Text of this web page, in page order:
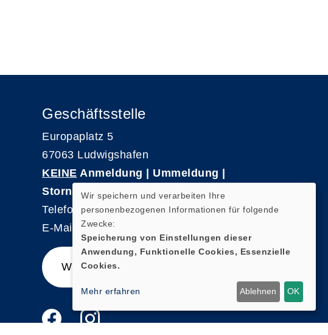
Geschäftsstelle
Europaplatz 5
67063 Ludwigshafen
KEINE Anmeldung | Ummeldung |
Stornierungen
Telefon 0621-5909 3500
E-Mail: kvhs-geschaeftsstelle@vhs-rpk.de
Widerrufsformular
Wir speichern und verarbeiten Ihre
personenbezogenen Informationen für folgende
Zwecke:
Speicherung von Einstellungen dieser
Anwendung, Funktionelle Cookies, Essenzielle
Cookies.
Mehr erfahren Ablehnen OK